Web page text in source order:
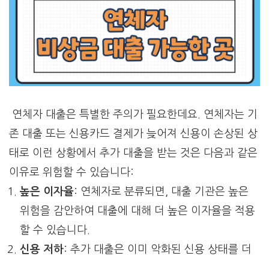
연체자 대출은 특별한 주의가 필요한데요. 연체자는 기
존 대출 또는 신용카드 결제가 늦어져 신용이 손상된 상
태로 이런 상황에서 추가 대출을 받는 것은 다음과 같은
이유로 위험할 수 있습니다:
높은 이자율: 연체자로 분류되면, 대출 기관은 높은
위험을 감안하여 대출에 대해 더 높은 이자율을 적용
할 수 있습니다.
신용 저하: 추가 대출은 이미 악화된 신용 상태를 더